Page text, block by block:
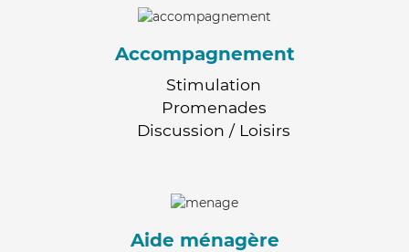
Accompagnement
Stimulation
Promenades
Discussion / Loisirs
Aide ménagère